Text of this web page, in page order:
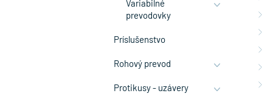
Variabilné
prevodovky
Príslušenstvo
Rohový prevod
Protikusy - uzávery